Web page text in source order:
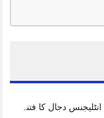
دجال کا فتنہ